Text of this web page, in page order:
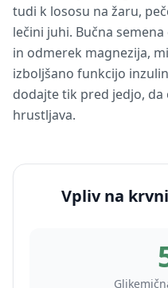
tudi k lososu na žaru,
lečini juhi. Bučna
in odmerek magnezija,
izboljšano funkcijo
dodajte tik pred jedjo,
hrustljava.
Vpliv na